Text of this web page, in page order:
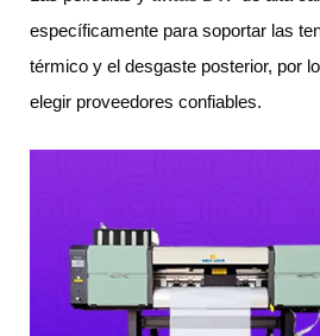
específicamente para soportar las
térmico y el desgaste posterior, por
elegir proveedores confiables.